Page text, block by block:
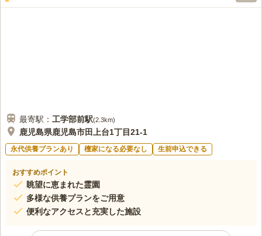
最寄駅： 工学部前駅(2.3km)
鹿児島県鹿児島市田上台1丁目21-1
永代供養プランあり 檀家になる必要なし 生前申込できる
おすすめポイント
眺望に恵まれた霊園
多様な供養プランをご用意
便利なアクセスと充実した施設